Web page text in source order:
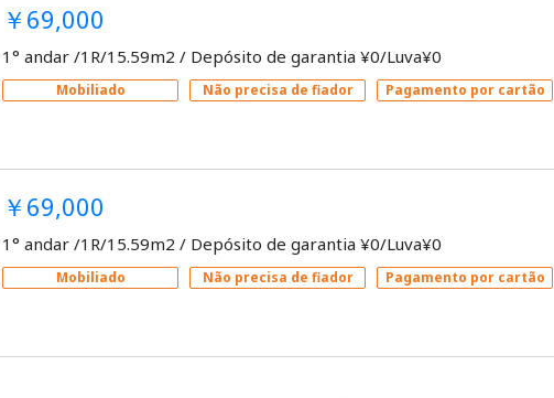
￥69,000
1° andar /1R/15.59m2 / Depósito de garantia ¥0/Luva¥0
Mobiliado Não precisa de fiador Pagamento por cartão
￥69,000
1° andar /1R/15.59m2 / Depósito de garantia ¥0/Luva¥0
Mobiliado Não precisa de fiador Pagamento por cartão